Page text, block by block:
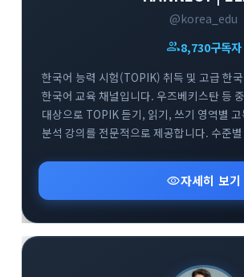
@korea_edu
group8,730구독자
한국어 능력 시험(TOPIK) 취득 및 고급 한
한국어 교육 채널입니다. 우즈베키스탄 등
대상으로 TOPIK 듣기, 읽기, 쓰기 영역별
분석 강의를 전문적으로 제공합니다. 수준
전문 아카데미 소통 공간입니다.
visibility자세히 보기